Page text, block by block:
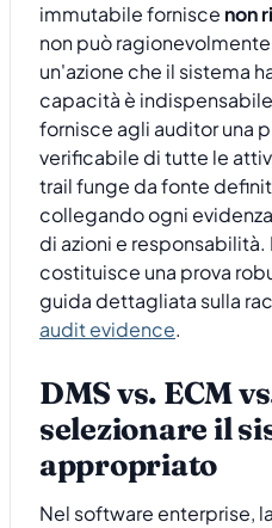
immutabile fornisce non
non può
un'azione che il sistema
capacità è
fornisce agli auditor una
verificabile di tutte le
trail funge da fonte
collegando ogni
di azioni e responsabilità.
costituisce una prova
guida dettagliata sulla
audit evidence.
DMS vs. ECM
selezionare il
appropriato
Nel software enterprise,